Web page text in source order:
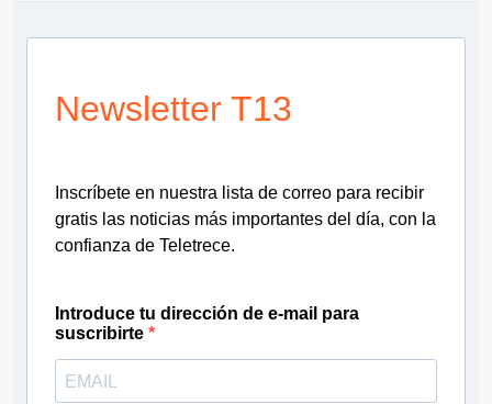
Newsletter T13
Inscríbete en nuestra lista de correo para recibir
gratis las noticias más importantes del día, con la
confianza de Teletrece.
Introduce tu dirección de e-mail para
suscribirte